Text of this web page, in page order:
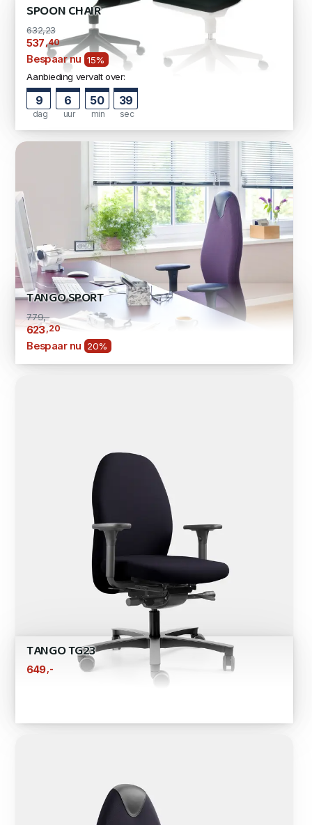
SPOON CHAIR
632,23
537 ,40
Bespaar nu 15%
Aanbieding vervalt over:
9
dag
6
uur
50
min
37
sec
TANGO SPORT
779,-
623,20
Bespaar nu 20%
TANGO TG23
649,-